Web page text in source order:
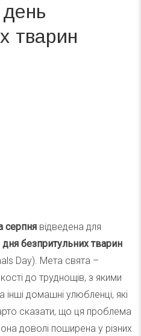
тварин
серпня відведена для
безпритульних тварин
Day). Мета свята –
до труднощів, з якими
домашні улюбленці, які
сказати, що ця проблема
доволі поширена у різних